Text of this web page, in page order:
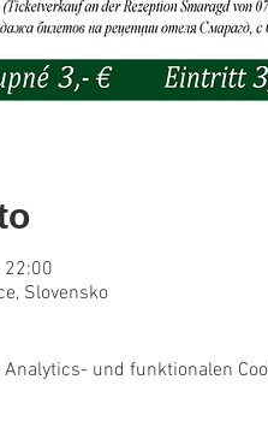
22:00
Slovensko
und funktionalen